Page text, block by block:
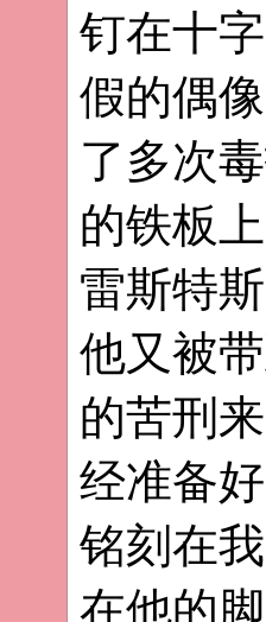
钉在十
假的偶
了多次
的铁板
雷斯特
他又被
的苦刑
经准备
铭刻在
在他的